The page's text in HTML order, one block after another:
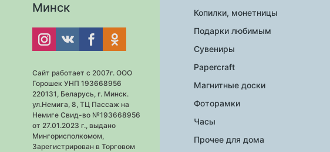
Минск
Сайт работает с 2007г. ООО
Горошек УНП 193668956
220131, Беларусь, г. Минск.
ул.Немига, 8, ТЦ Пассаж на
Немиге Свид-во №193668956
от 27.01.2023 г., выдано
Мингорисполкомом,
Зарегистрирован в Торговом
Копилки, монетницы
Подарки любимым
Сувениры
Papercraft
Магнитные доски
Фоторамки
Часы
Прочее для дома